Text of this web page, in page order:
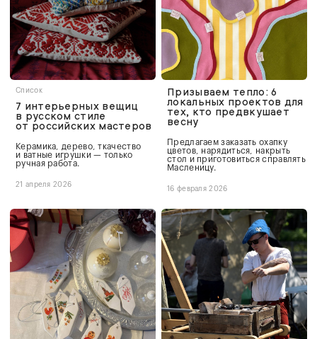
Список
7 интерьерных вещиц
в русском стиле
от российских мастеров
Керамика, дерево, ткачество
и ватные игрушки — только
ручная работа.
21 апреля 2026
Призываем тепло: 6
локальных проектов для
тех, кто предвкушает
весну
Предлагаем заказать охапку
цветов, нарядиться, накрыть
стол и приготовиться справлять
Масленицу.
16 февраля 2026